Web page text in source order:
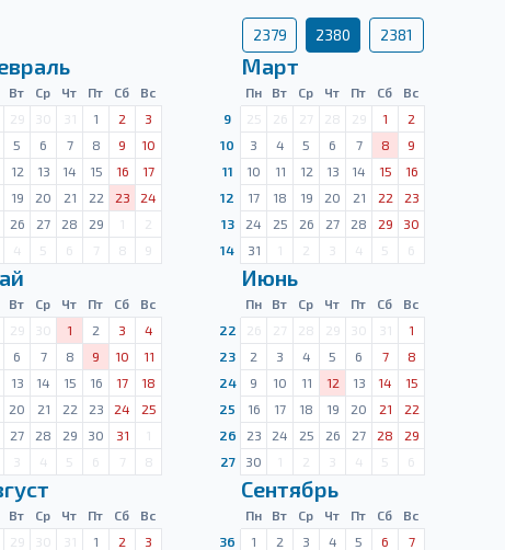
2379 2380 2381
Вт Ср Чт Пт Сб
Вс
29 30 31 1 2
3
5 6 7 8 9
10
12 13 14 15 16
17
19 20 21 22 23
24
26 27 28 29 1
2
4 5 6 7 8 9
Март
Пн Вт Ср Чт Пт Сб
Вс
9
25 26 27 28 29 1
2
10
3 4 5 6 7 8
9
11
10 11 12 13 14 15
16
12
17 18 19 20 21 22
23
13
24 25 26 27 28 29
30
14
31 1 2 3 4 5 6
Вт Ср Чт Пт Сб
Вс
29 30 1 2 3
4
6 7 8 9 10
11
13 14 15 16 17
18
20 21 22 23 24
25
27 28 29 30 31
1
3 4 5 6 7 8
Июнь
Пн Вт Ср Чт Пт Сб
Вс
22
26 27 28 29 30 31
1
23
2 3 4 5 6 7
8
24
9 10 11 12 13 14
15
25
16 17 18 19 20 21
22
26
23 24 25 26 27 28
29
27
30 1 2 3 4 5 6
Вт Ср Чт Пт Сб
Вс
29 30 31 1 2
3
Сентябрь
Пн Вт Ср Чт Пт Сб
Вс
36
1 2 3 4 5 6
7